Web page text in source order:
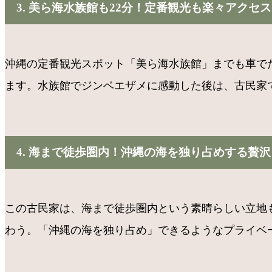
3. 美ら海水族館も22分！定番観光も楽々アクセ
沖縄の定番観光スポット「美ら海水族館」までも車
ます。水族館でジンベエザメに感動した後は、古民
4. 海まで徒歩圏内！沖縄の海を独り占めする贅沢
この古民家は、海まで徒歩圏内という素晴らしい立
わう。「沖縄の海を独り占め」できるようなプライ